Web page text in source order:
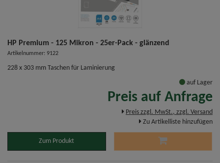
HP Premium - 125 Mikron - 25er-Pack - glänzend
Artikelnummer: 9122
228 x 303 mm Taschen für Laminierung
auf Lager
Preis auf Anfrage
Preis zzgl. MwSt., zzgl. Versand
Zu Artikelliste hinzufügen
Zum Produkt